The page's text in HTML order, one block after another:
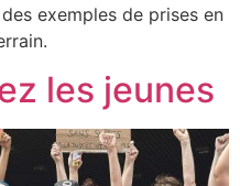
exemples de prises en
les jeunes